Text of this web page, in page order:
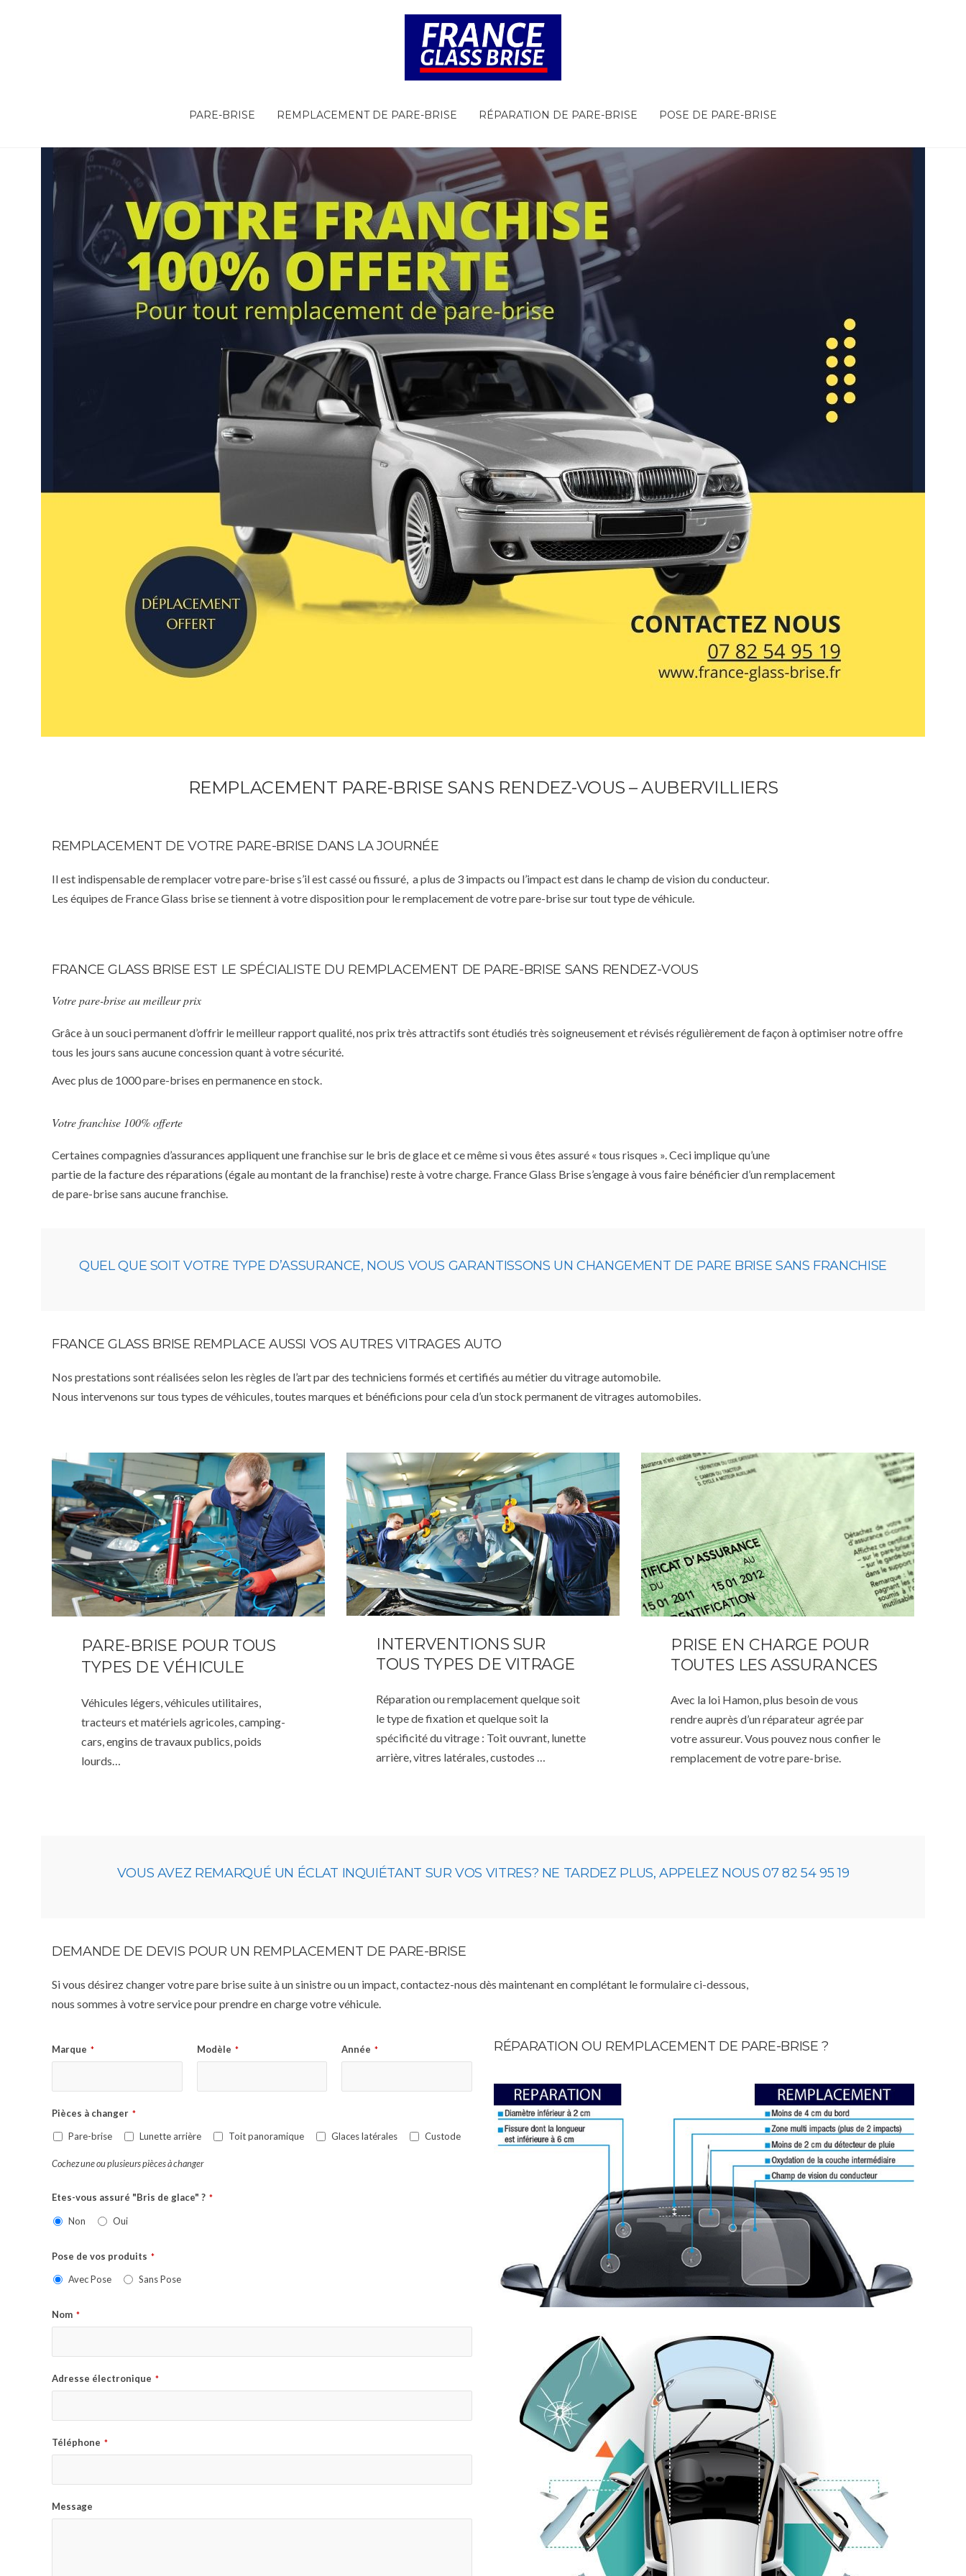
PARE-BRISE REMPLACEMENT DE PARE-BRISE RÉPARATION DE PARE-BRISE POSE DE PARE-BRISE
REMPLACEMENT PARE-BRISE SANS RENDEZ-VOUS – AUBERVILLIERS
REMPLACEMENT DE VOTRE PARE-BRISE DANS LA JOURNÉE
Il est indispensable de remplacer votre pare-brise s’il est cassé ou fissuré, a plus de 3 impacts ou l’impact est dans le champ de vision du conducteur.
Les équipes de France Glass brise se tiennent à votre disposition pour le remplacement de votre pare-brise sur tout type de véhicule.
FRANCE GLASS BRISE EST LE SPÉCIALISTE DU REMPLACEMENT DE PARE-BRISE SANS RENDEZ-VOUS
Votre pare-brise au meilleur prix
Grâce à un souci permanent d’offrir le meilleur rapport qualité, nos prix très attractifs sont étudiés très soigneusement et révisés régulièrement de façon à optimiser notre offre
tous les jours sans aucune concession quant à votre sécurité.
Avec plus de 1000 pare-brises en permanence en stock.
Votre franchise 100% offerte
Certaines compagnies d’assurances appliquent une franchise sur le bris de glace et ce même si vous êtes assuré « tous risques ». Ceci implique qu’une
partie de la facture des réparations (égale au montant de la franchise) reste à votre charge. France Glass Brise s’engage à vous faire bénéficier d’un remplacement
de pare-brise sans aucune franchise.
QUEL QUE SOIT VOTRE TYPE D’ASSURANCE, NOUS VOUS GARANTISSONS UN CHANGEMENT DE PARE BRISE SANS FRANCHISE
FRANCE GLASS BRISE REMPLACE AUSSI VOS AUTRES VITRAGES AUTO
Nos prestations sont réalisées selon les règles de l’art par des techniciens formés et certifiés au métier du vitrage automobile.
Nous intervenons sur tous types de véhicules, toutes marques et bénéficions pour cela d’un stock permanent de vitrages automobiles.
PARE-BRISE POUR TOUS
TYPES DE VÉHICULE
Véhicules légers, véhicules utilitaires,
tracteurs et matériels agricoles, camping-
cars, engins de travaux publics, poids
lourds…
INTERVENTIONS SUR
TOUS TYPES DE VITRAGE
Réparation ou remplacement quelque soit
le type de fixation et quelque soit la
spécificité du vitrage : Toit ouvrant, lunette
arrière, vitres latérales, custodes …
PRISE EN CHARGE POUR
TOUTES LES ASSURANCES
Avec la loi Hamon, plus besoin de vous
rendre auprès d’un réparateur agrée par
votre assureur. Vous pouvez nous confier le
remplacement de votre pare-brise.
VOUS AVEZ REMARQUÉ UN ÉCLAT INQUIÉTANT SUR VOS VITRES? NE TARDEZ PLUS, APPELEZ NOUS 07 82 54 95 19
DEMANDE DE DEVIS POUR UN REMPLACEMENT DE PARE-BRISE
Si vous désirez changer votre pare brise suite à un sinistre ou un impact, contactez-nous dès maintenant en complétant le formulaire ci-dessous,
nous sommes à votre service pour prendre en charge votre véhicule.
Marque * Modèle * Année *
Pièces à changer *
Pare-brise Lunette arrière Toit panoramique Glaces latérales Custode
Cochez une ou plusieurs pièces à changer
Etes-vous assuré "Bris de glace" ? *
Non Oui
Pose de vos produits *
Avec Pose Sans Pose
Nom *
Adresse électronique *
Téléphone *
Message
RÉPARATION OU REMPLACEMENT DE PARE-BRISE ?